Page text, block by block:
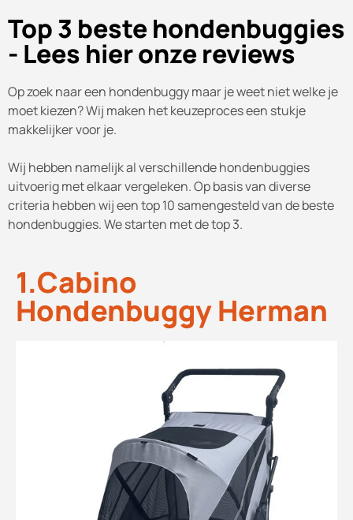
Top 3 beste hondenbuggies
- Lees hier onze reviews
Op zoek naar een hondenbuggy maar je weet niet welke je
moet kiezen? Wij maken het keuzeproces een stukje
makkelijker voor je.
Wij hebben namelijk al verschillende hondenbuggies
uitvoerig met elkaar vergeleken. Op basis van diverse
criteria hebben wij een top 10 samengesteld van de beste
hondenbuggies. We starten met de top 3.
1.Cabino
Hondenbuggy Herman